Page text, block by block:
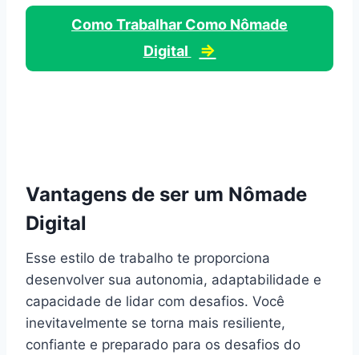
Como Trabalhar Como Nômade
Digital
⇒
Vantagens de ser um Nômade
Digital
Esse estilo de trabalho te proporciona
desenvolver sua autonomia, adaptabilidade e
capacidade de lidar com desafios. Você
inevitavelmente se torna mais resiliente,
confiante e preparado para os desafios do